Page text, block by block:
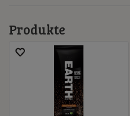
Produkte